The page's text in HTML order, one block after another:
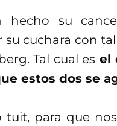
hecho su
cuchara con
Tal cual es el
estos dos se
tuit, para que